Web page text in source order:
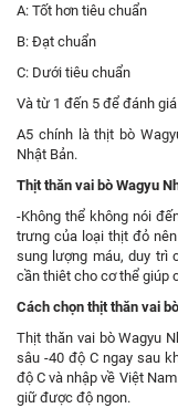
A: Tốt hơn tiêu chuẩn
B: Đạt chuẩn
C: Dưới tiêu chuẩn
Và từ 1 đến 5 để đánh
A5 chính là thịt bò
Nhật Bản.
Thịt thăn vai bò Wagyu
-Không thể không nói
trưng của loại thịt đỏ
sung lượng máu, duy trì
cần thiêt cho cơ thể giúp
Cách chọn thịt thăn vai
Thịt thăn vai bò Wagyu
sâu -40 độ C ngay sau
độ C và nhập về Việt
giữ được độ ngon.